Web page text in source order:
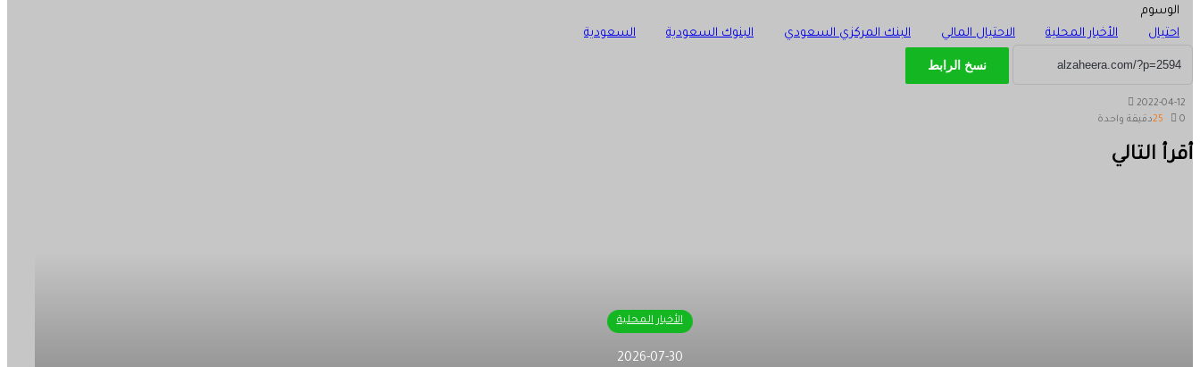
الوسوم
احتيال
الأخبار المحلية الاحتيال المالي البنك المركزي السعودي البنوك السعودية السعودية
نسخ الرابط
2022-04-12
0
25دقيقة واحدة
فيسبوك
‫X
ماسنجر
ماسنجر
واتساب
تيلقرام
مشاركة
عبر
طباعة
أقرأ التالي
الأخبار المحلية
2026-07-30